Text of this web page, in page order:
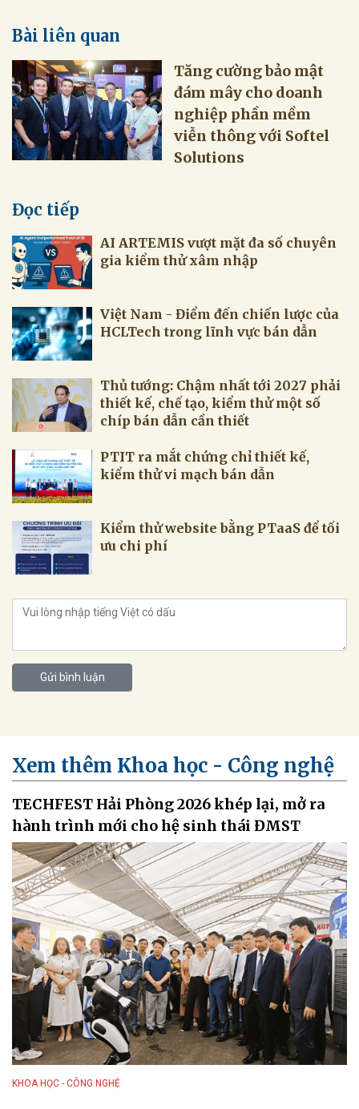
Bài liên quan
Tăng cường bảo mật
đám mây cho doanh
nghiệp phần mềm
viễn thông với Softel
Solutions
Đọc tiếp
AI ARTEMIS vượt mặt đa số chuyên
gia kiểm thử xâm nhập
Việt Nam - Điểm đến chiến lược của
HCLTech trong lĩnh vực bán dẫn
Thủ tướng: Chậm nhất tới 2027 phải
thiết kế, chế tạo, kiểm thử một số
chíp bán dẫn cần thiết
PTIT ra mắt chứng chỉ thiết kế,
kiểm thử vi mạch bán dẫn
Kiểm thử website bằng PTaaS để tối
ưu chi phí
Gửi bình luận
Xem thêm Khoa học - Công nghệ
TECHFEST Hải Phòng 2026 khép lại, mở ra
hành trình mới cho hệ sinh thái ĐMST
KHOA HỌC - CÔNG NGHỆ